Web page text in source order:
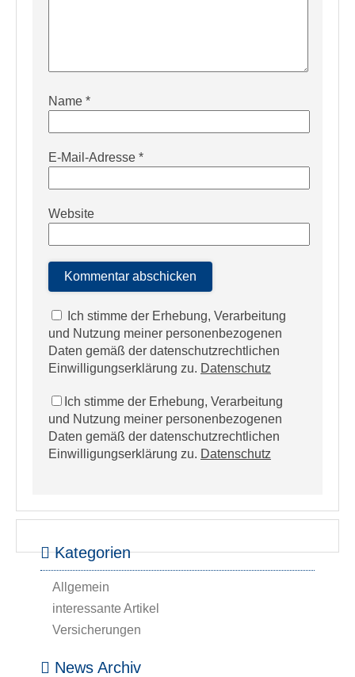
Name *
E-Mail-Adresse *
Website
Ich stimme der Erhebung, Verarbeitung
und Nutzung meiner personenbezogenen
Daten gemäß der datenschutzrechtlichen
Einwilligungserklärung zu. Datenschutz
Ich stimme der Erhebung, Verarbeitung
und Nutzung meiner personenbezogenen
Daten gemäß der datenschutzrechtlichen
Einwilligungserklärung zu. Datenschutz
Kategorien
Allgemein
interessante Artikel
Versicherungen
News Archiv